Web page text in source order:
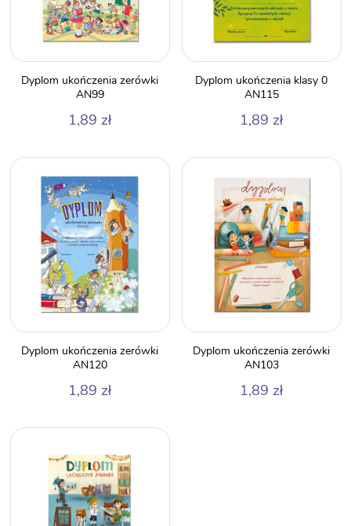
Dyplom ukończenia zerówki
AN99
1,89 zł
Dyplom ukończenia klasy 0
AN115
1,89 zł
Dyplom ukończenia zerówki
AN120
1,89 zł
Dyplom ukończenia zerówki
AN103
1,89 zł